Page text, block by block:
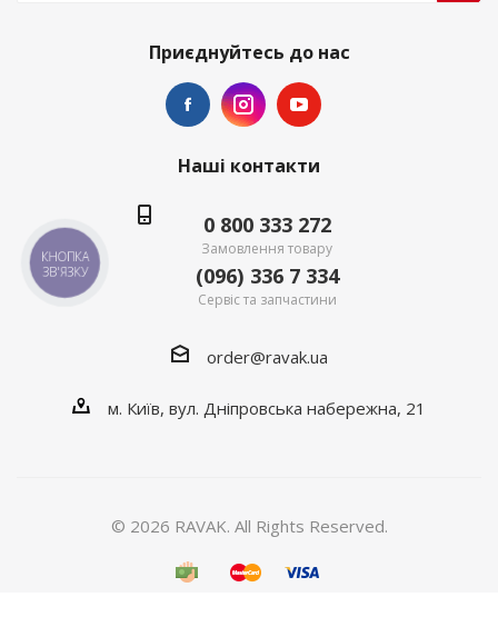
Приєднуйтесь до нас
Наші контакти
0 800 333 272
Замовлення товару
(096) 336 7 334
Сервіс та запчастини
order@ravak.ua
м. Київ, вул. Дніпровська набережна, 21
© 2026 RAVAK. All Rights Reserved.
КНОПКА
ЗВ'ЯЗКУ